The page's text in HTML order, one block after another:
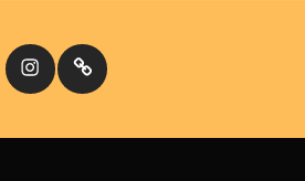
InstagramКіномандри